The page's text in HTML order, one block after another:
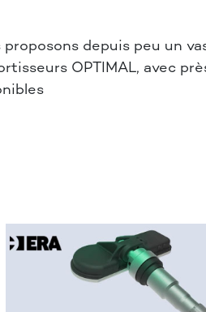
proposons depuis peu un
OPTIMAL, avec